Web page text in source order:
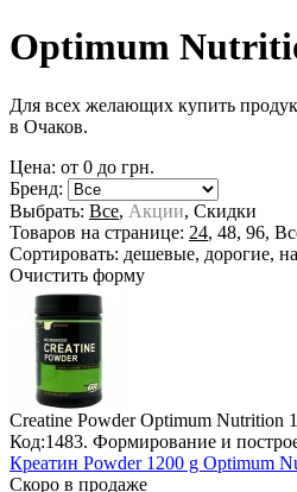
Optimum
Для всех желающих купить
в Очаков.
Цена: от 0 до грн.
Бренд:
Выбрать: Все, Акции, Скидки
Товаров на странице: 24, 48, 96,
Сортировать: дешевые, дорогие,
Очистить форму
Creatine Powder Optimum Nutrition
Код:1483. Формирование и
Креатин Powder 1200 g Optimum
Скоро в продаже